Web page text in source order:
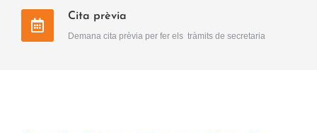
Cita prèvia
Demana cita prèvia per fer els tràmits de secretaria